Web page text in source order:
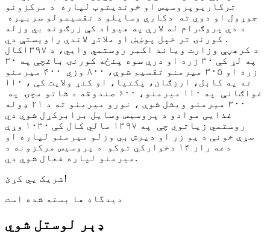
ترکاریوپروسیس او خوندیتوب لپاره د مرکزونو
جوړول او دوي ته دکاري وسایلو د تقسیمولو سربیره
د دې پروګرام له لارې په هیواد کې زرګونه بي وزله
کورنۍ تر خپل پوښښ او ملاتړ لاندې راویستې دي .
د کرهڼې وزارت ویاند اکبر روستمي وايي، د ۱۳۹۷کال
په لړ کې ۳۰ زره او درې سوه پنځه کورنۍ باغچې په ۳۰
زره او ۳۰۵ میرمنو تقسیم شوې، ۸۰۰ وزي ۴۰۰ میرمنو
ته په کابل، ارزګان، پکتیا، او کنړ ولایت کې ، ۱۱۰
غواګانې په ۱۱۰ میرمنو، ۶۰۰ صندوقه د شاتو مچۍ په
۳۰۰ میرمنو ویشل شوې ، نورو میرمنو ته د ۲۱ ډوله
غذایی موادو د پروسیس وسایل برابرکړل شوي دي
روستمي زیاتوي چې په ۱۳۹۷ مالي کال کې ۱۰۳۰ وړې
سړې خونې د یو زر او دیرش بي وزلو میرمنو لپاره او
دغه راز ۱۴ دخوارکي توکو د پروسیس مرکزونه د
میرمنو لپاره فعال شوي دي.
شریک یي کړئ!
دیدگاه ها بسته شده است
ډېر لوستل شوي